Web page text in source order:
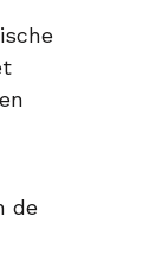
de